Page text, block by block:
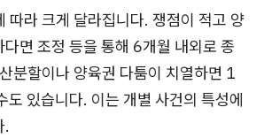
따라 크게 달라집니다. 쟁점이 적고 양
면 조정 등을 통해 6개월 내외로 종
분할이나 양육권 다툼이 치열하면 1
도 있습니다. 이는 개별 사건의 특성에
.